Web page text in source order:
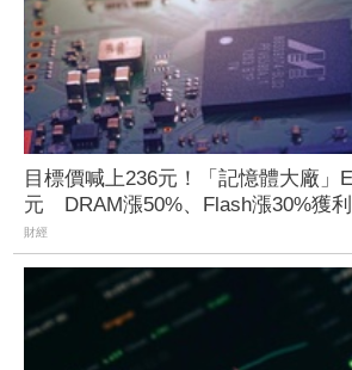
目標價喊上236元！「記憶體大廠」
元 DRAM漲50%、Flash漲30%獲
財經